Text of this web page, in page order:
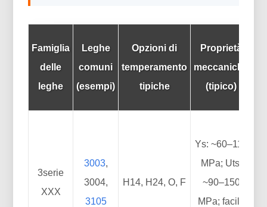
Famiglia
delle
leghe
Leghe
comuni
(esempi)
Opzioni di
temperamento
tipiche
Proprietà
meccaniche
(tipico)
3serie
XXX
3003,
3004,
3105
H14, H24, O, F
Ys: ~60–110
MPa; Uts:
~90–150
MPa; facile